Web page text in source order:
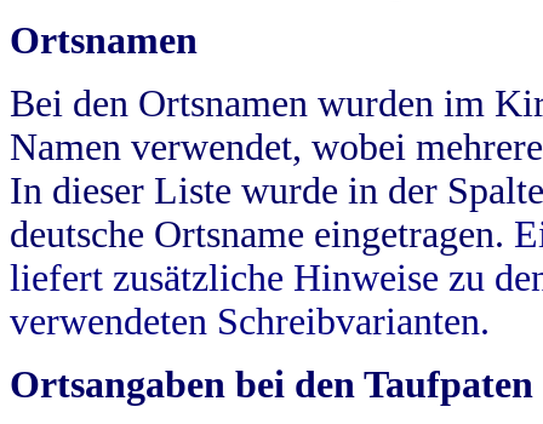
Ortsnamen
Bei den Ortsnamen wurden im
Namen verwendet, wobei
In dieser Liste wurde in der
deutsche Ortsname eingetragen.
liefert zusätzliche Hinweise zu
verwendeten Schreibvarianten.
Ortsangaben bei den Taufpaten